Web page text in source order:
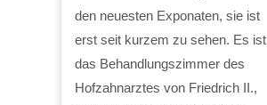
den neuesten Exponaten, sie ist
erst seit kurzem zu sehen. Es ist
das Behandlungszimmer des
Hofzahnarztes von Friedrich II.,